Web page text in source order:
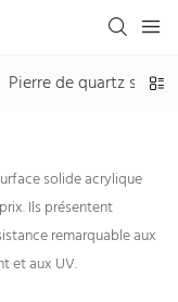
Pierre de quartz sans
solide acrylique
Ils présentent
remarquable aux
et aux UV.